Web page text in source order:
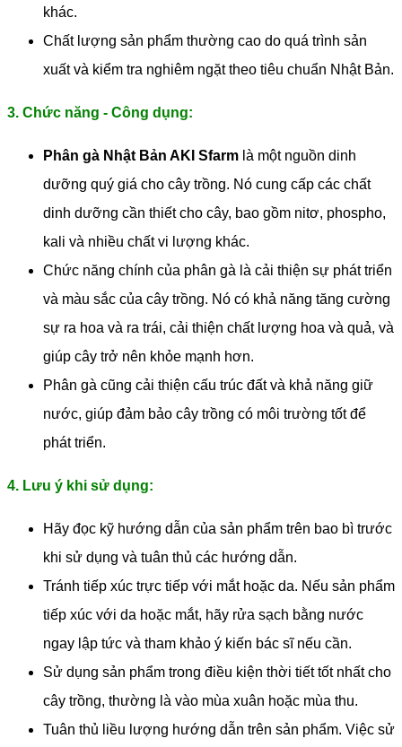
khác.
Chất lượng sản phẩm thường cao do quá trình sản
xuất và kiểm tra nghiêm ngặt theo tiêu chuẩn Nhật Bản.
3. Chức năng - Công dụng:
Phân gà Nhật Bản AKI Sfarm là một nguồn dinh
dưỡng quý giá cho cây trồng. Nó cung cấp các chất
dinh dưỡng cần thiết cho cây, bao gồm nitơ, phospho,
kali và nhiều chất vi lượng khác.
Chức năng chính của phân gà là cải thiện sự phát triển
và màu sắc của cây trồng. Nó có khả năng tăng cường
sự ra hoa và ra trái, cải thiện chất lượng hoa và quả, và
giúp cây trở nên khỏe mạnh hơn.
Phân gà cũng cải thiện cấu trúc đất và khả năng giữ
nước, giúp đảm bảo cây trồng có môi trường tốt để
phát triển.
4. Lưu ý khi sử dụng:
Hãy đọc kỹ hướng dẫn của sản phẩm trên bao bì trước
khi sử dụng và tuân thủ các hướng dẫn.
Tránh tiếp xúc trực tiếp với mắt hoặc da. Nếu sản phẩm
tiếp xúc với da hoặc mắt, hãy rửa sạch bằng nước
ngay lập tức và tham khảo ý kiến bác sĩ nếu cần.
Sử dụng sản phẩm trong điều kiện thời tiết tốt nhất cho
cây trồng, thường là vào mùa xuân hoặc mùa thu.
Tuân thủ liều lượng hướng dẫn trên sản phẩm. Việc sử